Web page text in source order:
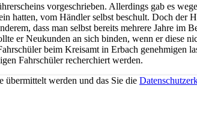
vorgeschrieben. Allerdings gab es
vom Händler selbst beschult. Doch der
dass man selbst bereits mehrere Jahre im
er Neukunden an sich binden, wenn er diese
beim Kreisamt in Erbach genehmigen
Fahrschüler recherchiert werden.
übermittelt werden und das Sie die